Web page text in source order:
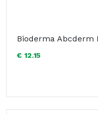
Bioderma Abcderm
€ 12.15